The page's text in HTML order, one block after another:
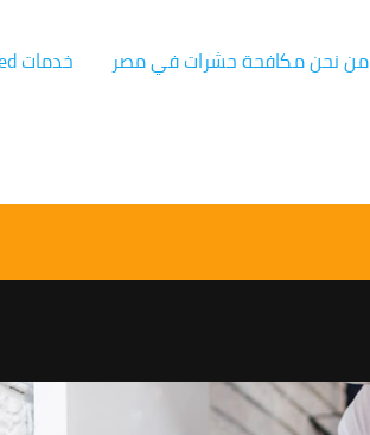
من نحن مكافحة حشرات في مصر خدمات Germany Speed